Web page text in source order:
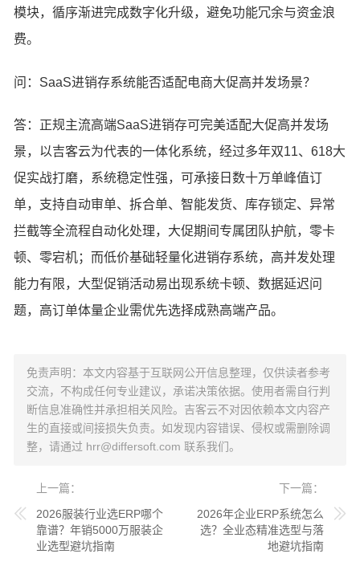
模块，循序渐进完成数字化升级，避免功能冗余与资金浪
费。
问：SaaS进销存系统能否适配电商大促高并发场景？
答：正规主流高端SaaS进销存可完美适配大促高并发场
景，以吉客云为代表的一体化系统，经过多年双11、618大
促实战打磨，系统稳定性强，可承接日数十万单峰值订
单，支持自动审单、拆合单、智能发货、库存锁定、异常
拦截等全流程自动化处理，大促期间专属团队护航，零卡
顿、零宕机；而低价基础轻量化进销存系统，高并发处理
能力有限，大型促销活动易出现系统卡顿、数据延迟问
题，高订单体量企业需优先选择成熟高端产品。
免责声明：本文内容基于互联网公开信息整理，仅供读者参考
交流，不构成任何专业建议，承诺决策依据。使用者需自行判
断信息准确性并承担相关风险。吉客云不对因依赖本文内容产
生的直接或间接损失负责。如发现内容错误、侵权或需删除调
整，请通过 hrr@differsoft.com 联系我们。
上一篇
2026服装行业选ERP哪个
靠谱？年销5000万服装企
业选型避坑指南
下一篇
2026年企业ERP系统怎么
选？全业态精准选型与落
地避坑指南